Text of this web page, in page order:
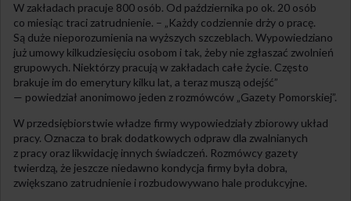
W zakładach pracuje 800 osób. Od października po ok. 20 osób
co miesiąc traci zatrudnienie. – „Każdy codziennie drży o pracę.
Są duże nieporozumienia na wyższych szczeblach. Wypowiedziano
już umowy kilkudziesięciu osobom i tak, żeby nie zgłaszać zwolnień
grupowych. Niektórzy pracują w zakładach całe życie. Często
brakuje im do emerytury kilku lat, a teraz muszą odejść”
— powiedział anonimowo jeden z rozmówców „Gazety Pomorskiej”.
W przedsiębiorstwie władze firmy wypowiedziały zbiorowy układ
pracy. Oznacza to brak dodatkowych odpraw dla zwalnianych
z pracy oraz likwidację innych świadczeń. Rozmówcy gazety
twierdzą, że jeszcze niedawno kondycja firmy była dobra,
zwiększano zatrudnienie i rozbudowywano hale produkcyjne.